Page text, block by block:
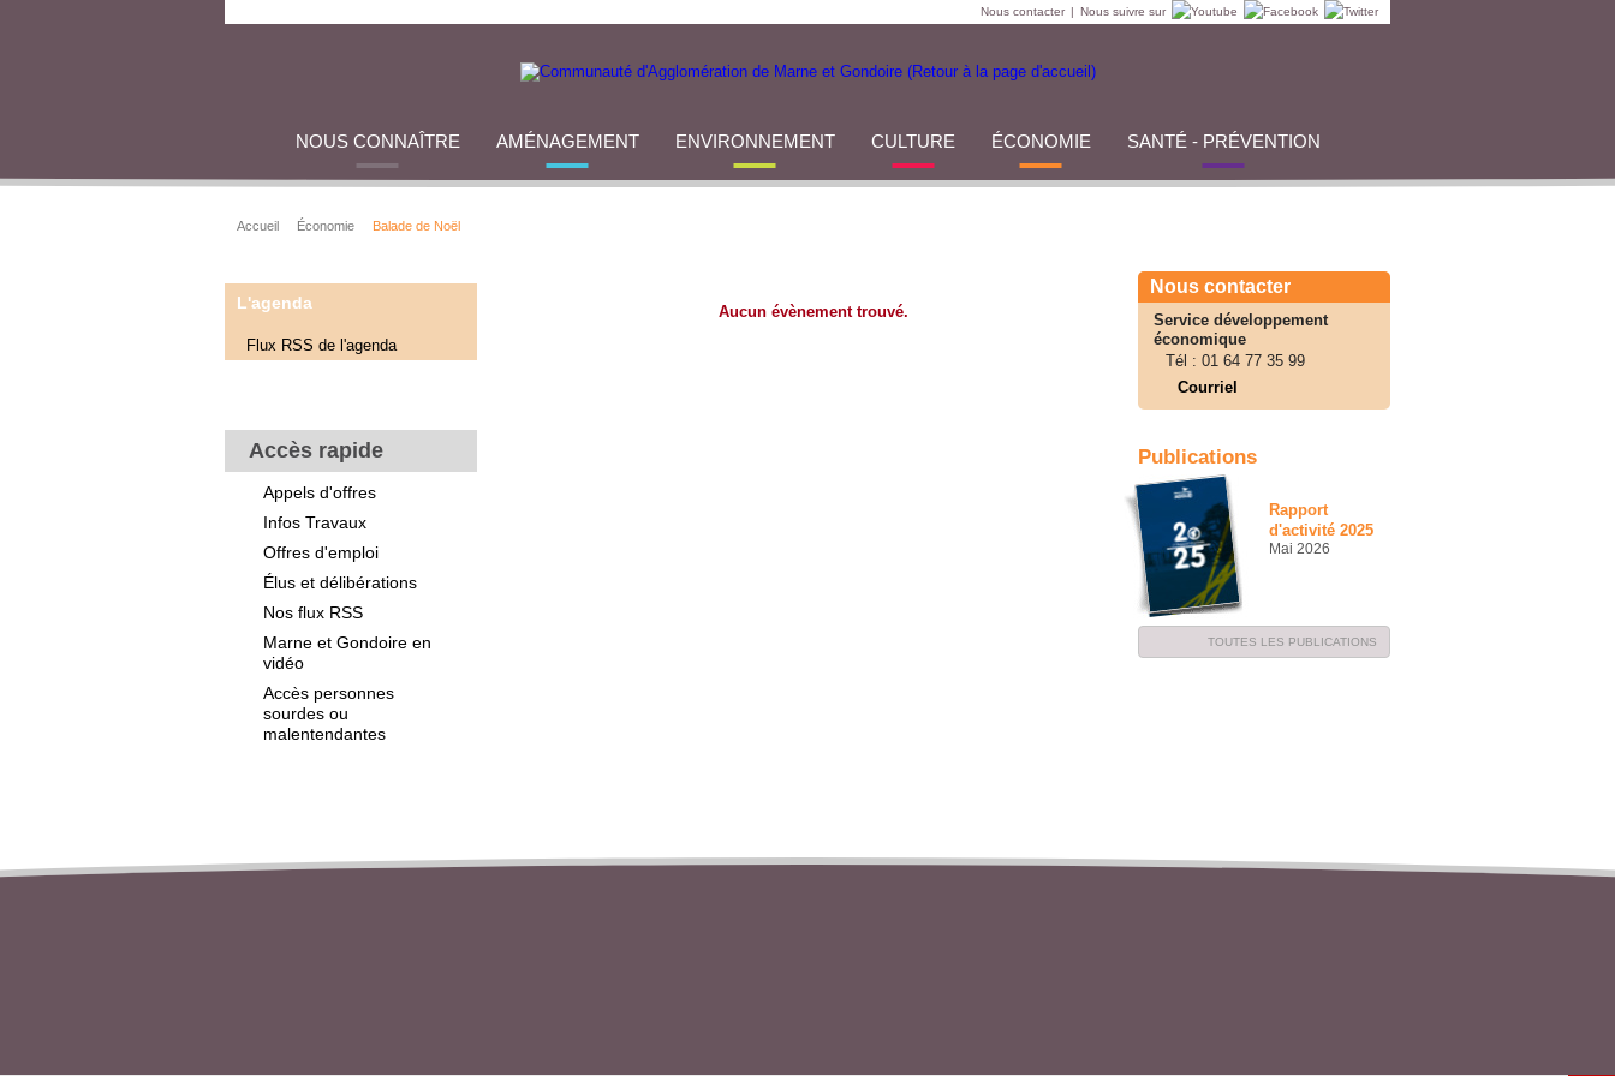
Nous contacter | Nous suivre sur
NOUS CONNAÎTRE AMÉNAGEMENT ENVIRONNEMENT CULTURE ÉCONOMIE SANTÉ - PRÉVENTION
Accueil Économie Balade de Noël
L'agenda
Flux RSS de l'agenda
Accès rapide
Appels d'offres
Infos Travaux
Offres d'emploi
Élus et délibérations
Nos flux RSS
Marne et Gondoire en
vidéo
Accès personnes
sourdes ou
malentendantes
Aucun évènement trouvé.
Nous contacter
Service développement
économique
Tél : 01 64 77 35 99
Courriel
Publications
Rapport
d'activité 2025
Mai 2026
TOUTES LES PUBLICATIONS